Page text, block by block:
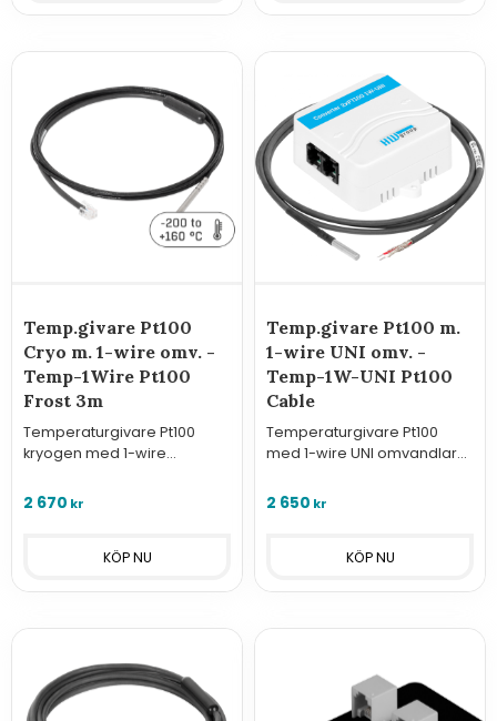
Temp.givare Pt100
Cryo m. 1-wire omv. -
Temp-1Wire Pt100
Frost 3m
Temperaturgivare Pt100
kryogen med 1-wire
Pt100 Frost 3 meter.
2 670 kr
Temp.givare Pt100 m.
1-wire UNI omv. -
Temp-1W-UNI Pt100
Cable
Temperaturgivare Pt100
med 1-wire UNI omvandlare,
UNI Pt100 Cable
2 650 kr